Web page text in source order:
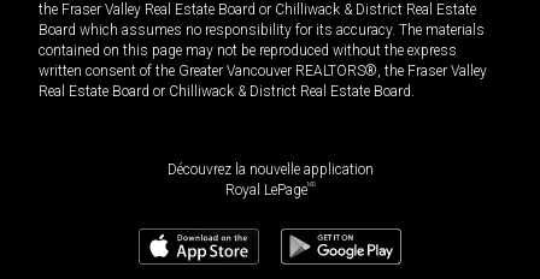
the Fraser Valley Real Estate Board or Chilliwack & District Real Estate
Board which assumes no responsibility for its accuracy. The materials
contained on this page may not be reproduced without the express
written consent of the Greater Vancouver REALTORS®, the Fraser Valley
Real Estate Board or Chilliwack & District Real Estate Board.
Découvrez la nouvelle application
Royal LePageMD